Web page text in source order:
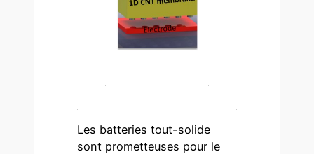
Les batteries tout-solide
sont prometteuses pour le